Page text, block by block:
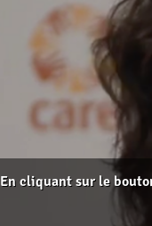
En cliquant sur le